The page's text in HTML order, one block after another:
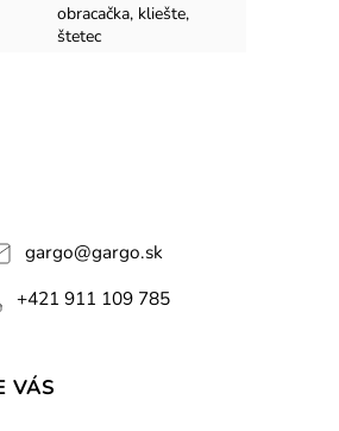
obracačka, kliešte,
štetec
gargo@gargo.sk
+421 911 109 785
VÁS